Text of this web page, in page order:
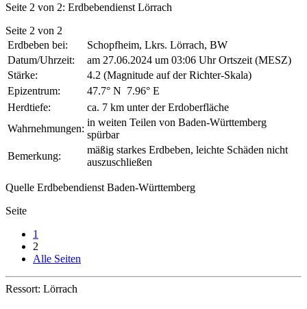
Seite 2 von 2: Erdbebendienst Lörrach
Seite 2 von 2
Erdbeben bei:
Schopfheim, Lkrs. Lörrach, BW
Datum/Uhrzeit:
am 27.06.2024 um 03:06 Uhr Ortszeit (MESZ)
Stärke:
4.2 (Magnitude auf der Richter-Skala)
Epizentrum:
47.7° N ㅤ 7.96° E
Herdtiefe:
ca. 7 km unter der Erdoberfläche
Wahrnehmungen:
in weiten Teilen von Baden-Württemberg
spürbar
Bemerkung:
mäßig starkes Erdbeben, leichte Schäden nicht
auszuschließen
Quelle Erdbebendienst Baden-Württemberg
Seite
1
2
Alle Seiten
Ressort: Lörrach